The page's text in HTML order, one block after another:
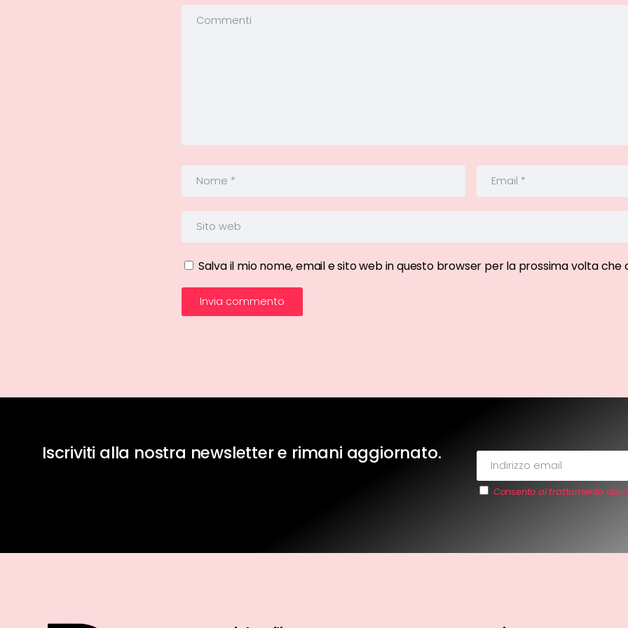
Salva il mio nome, email e sito web in questo browser per la prossima volta che
Iscriviti alla nostra newsletter e rimani aggiornato.
Consento al trattamento dei